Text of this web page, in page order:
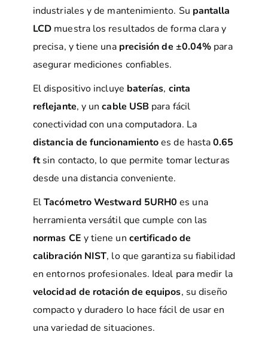
industriales y de mantenimiento. Su pantalla
LCD muestra los resultados de forma clara y
precisa, y tiene una precisión de ±0.04% para
asegurar mediciones confiables.
El dispositivo incluye baterías, cinta
reflejante, y uncable USB para fácil
conectividad con una computadora. La
distancia de funcionamientoes de hasta0.65
ftsin contacto, lo que permite tomar lecturas
desde una distancia conveniente.
ElTacómetro Westward 5URH0 es una
herramienta versátil que cumple con las
normas CE y tiene un certificado de
calibración NIST, lo que garantiza su fiabilidad
en entornos profesionales. Ideal para medir la
velocidad de rotación de equipos, su diseño
compacto y duradero lo hace fácil de usar en
una variedad de situaciones.